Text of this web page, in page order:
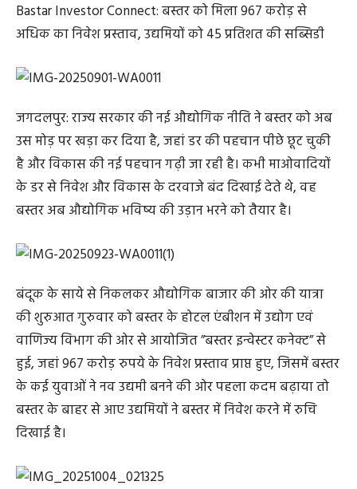
Bastar Investor Connect: बस्तर को मिला 967 करोड़ से
अधिक का निवेश प्रस्ताव, उद्यमियों को 45 प्रतिशत की सब्सिडी
जगदलपुर: राज्य सरकार की नई औद्योगिक नीति ने बस्तर को अब
उस मोड़ पर खड़ा कर दिया है, जहां डर की पहचान पीछे छूट चुकी
है और विकास की नई पहचान गढ़ी जा रही है। कभी माओवादियों
के डर से निवेश और विकास के दरवाजे बंद दिखाई देते थे, वह
बस्तर अब औद्योगिक भविष्य की उड़ान भरने को तैयार है।
बंदूक के साये से निकलकर औद्योगिक बाजार की ओर की यात्रा
की शुरुआत गुरुवार को बस्तर के होटल एंबीशन में उद्योग एवं
वाणिज्य विभाग की ओर से आयोजित ”बस्तर इन्वेस्टर कनेक्ट” से
हुई, जहां 967 करोड़ रुपये के निवेश प्रस्ताव प्राप्त हुए, जिसमें बस्तर
के कई युवाओं ने नव उद्यमी बनने की ओर पहला कदम बढ़ाया तो
बस्तर के बाहर से आए उद्यमियों ने बस्तर में निवेश करने में रुचि
दिखाई है।